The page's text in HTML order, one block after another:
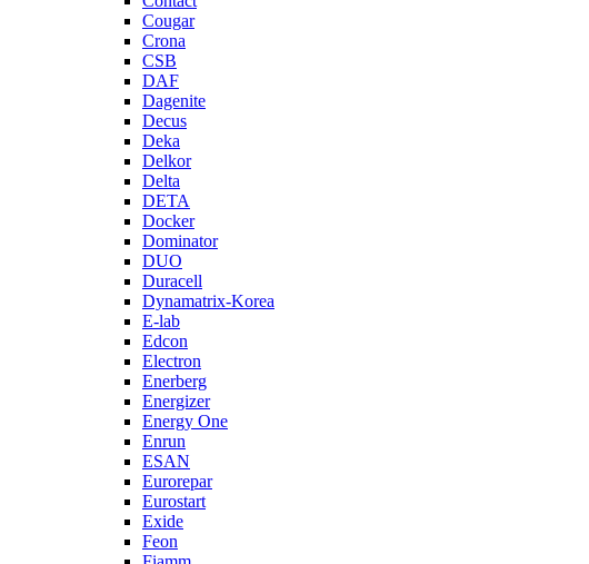
Cougar
Crona
CSB
DAF
Dagenite
Decus
Deka
Delkor
Delta
DETA
Docker
Dominator
DUO
Duracell
Dynamatrix-Korea
E-lab
Edcon
Electron
Enerberg
Energizer
Energy One
Enrun
ESAN
Eurorepar
Eurostart
Exide
Feon